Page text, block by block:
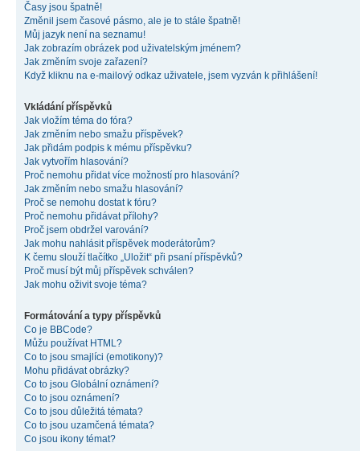
Časy jsou špatně!
Změnil jsem časové pásmo, ale je to stále špatně!
Můj jazyk není na seznamu!
Jak zobrazím obrázek pod uživatelským jménem?
Jak změním svoje zařazení?
Když kliknu na e-mailový odkaz uživatele, jsem vyzván k přihlášení!
Vkládání příspěvků
Jak vložím téma do fóra?
Jak změním nebo smažu příspěvek?
Jak přidám podpis k mému příspěvku?
Jak vytvořím hlasování?
Proč nemohu přidat více možností pro hlasování?
Jak změním nebo smažu hlasování?
Proč se nemohu dostat k fóru?
Proč nemohu přidávat přílohy?
Proč jsem obdržel varování?
Jak mohu nahlásit příspěvek moderátorům?
K čemu slouží tlačítko „Uložit“ při psaní příspěvků?
Proč musí být můj příspěvek schválen?
Jak mohu oživit svoje téma?
Formátování a typy příspěvků
Co je BBCode?
Můžu používat HTML?
Co to jsou smajlíci (emotikony)?
Mohu přidávat obrázky?
Co to jsou Globální oznámení?
Co to jsou oznámení?
Co to jsou důležitá témata?
Co to jsou uzamčená témata?
Co jsou ikony témat?